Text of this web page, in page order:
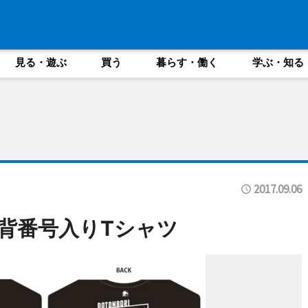
見る・遊ぶ 買う 暮らす・働く 学ぶ・知る
2017.09.06
番号入りTシャツ